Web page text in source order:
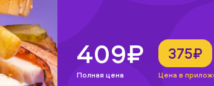
409₽
Полная цена
375₽
Цена в